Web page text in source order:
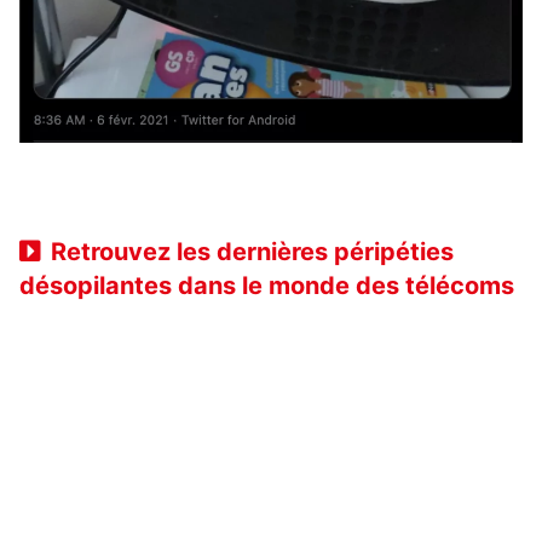
Retrouvez les dernières péripéties
désopilantes dans le monde des télécoms